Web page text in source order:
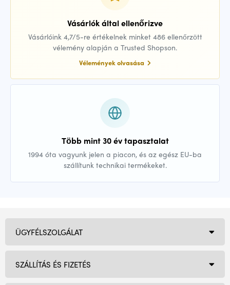
Vásárlók által ellenőrizve
Vásárlóink 4,7/5-re értékelnek minket 486 ellenőrzött
vélemény alapján a Trusted Shopson.
Vélemények olvasása
Több mint 30 év tapasztalat
1994 óta vagyunk jelen a piacon, és az egész EU-ba
szállítunk technikai termékeket.
ÜGYFÉLSZOLGÁLAT
SZÁLLÍTÁS ÉS FIZETÉS